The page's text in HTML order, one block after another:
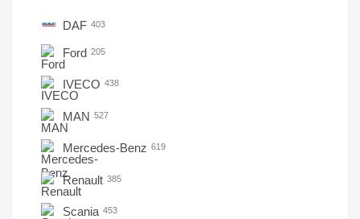
DAF 403
Ford 205
IVECO 438
MAN 527
Mercedes-Benz 619
Renault 385
Scania 453